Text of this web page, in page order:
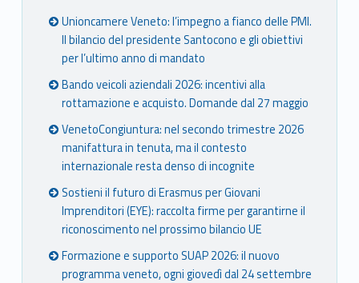
Unioncamere Veneto: l’impegno a fianco delle PMI.
Il bilancio del presidente Santocono e gli obiettivi
per l’ultimo anno di mandato
Bando veicoli aziendali 2026: incentivi alla
rottamazione e acquisto. Domande dal 27 maggio
VenetoCongiuntura: nel secondo trimestre 2026
manifattura in tenuta, ma il contesto
internazionale resta denso di incognite
Sostieni il futuro di Erasmus per Giovani
Imprenditori (EYE): raccolta firme per garantirne il
riconoscimento nel prossimo bilancio UE
Formazione e supporto SUAP 2026: il nuovo
programma veneto, ogni giovedì dal 24 settembre